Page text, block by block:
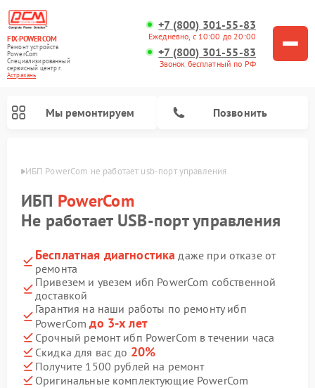
FIX-POWERCOM
Ремонт устройств
PowerCom
Специализированный
cервисный центр г.
Астрахань
+7 (800) 301-55-83
Ежедневно, с 10:00 до 20:00
+7 (800) 301-55-83
Звонок бесплатный по РФ
Мы ремонтируем Позвонить
ИБП PowerCom не работает usb-порт управления
ИБП PowerCom
Не работает USB-порт управления
Бесплатная диагностика даже при отказе от
ремонта
Привезем и увезем ибп PowerCom собственной
доставкой
Гарантия на наши работы по ремонту ибп
PowerComдо 3-х лет
Срочный ремонт ибп PowerCom в течении часа
Скидка для вас до 20%
Получите 1500 рублей на ремонт
Оригинальные комплектующие PowerCom